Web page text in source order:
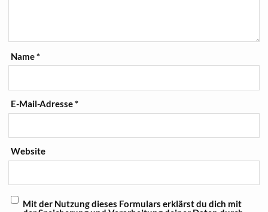
Name*
E-Mail-Adresse*
Website
Mit der Nutzung dieses Formulars erklärst du dich mit